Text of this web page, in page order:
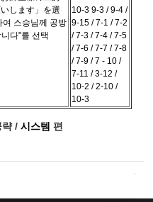
します」を選
스승님께 공방
다"를 선택
10-3 9-3 / 9-4 /
9-15 / 7-1 / 7-2
/ 7-3 / 7-4 / 7-5
/ 7-6 / 7-7 / 7-8
/ 7-9 / 7 - 10 /
7-11 / 3-12 /
10-2 / 2-10 /
10-3
략 / 시스템편